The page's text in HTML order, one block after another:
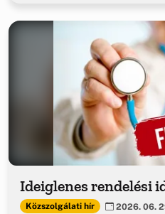
Ideiglenes rendelési
Közszolgálati hír 2026. 06.